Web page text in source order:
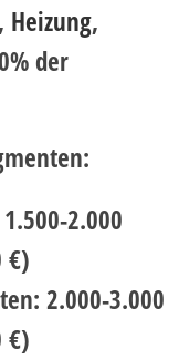
Heizung,
der
1.500-2.000
€)
2.000-3.000
€)